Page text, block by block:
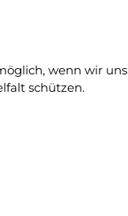
wenn wir uns
schützen.